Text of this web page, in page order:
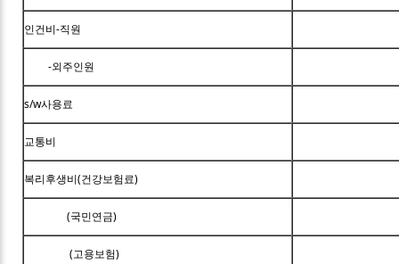
인건비-직원
-외주인원
s/w사용료
교통비
복리후생비(건강보험료)
(국민연금)
(고용보험)